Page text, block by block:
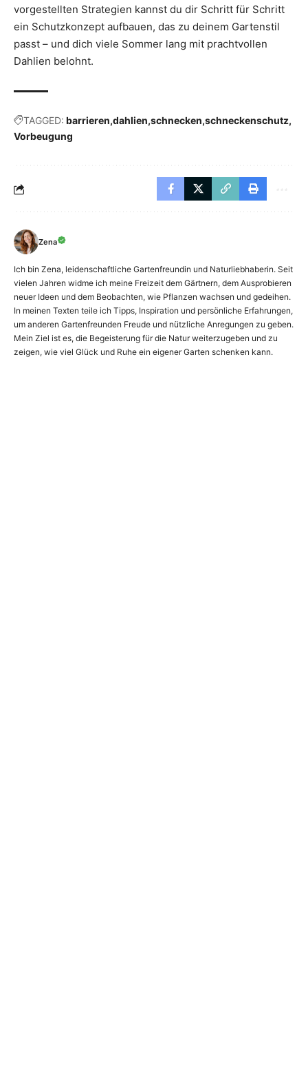
vorgestellten Strategien kannst du dir Schritt für Schritt
ein Schutzkonzept aufbauen, das zu deinem Gartenstil
passt – und dich viele Sommer lang mit prachtvollen
Dahlien belohnt.
TAGGED: barrieren dahlien schnecken schneckenschutz
Vorbeugung
Zena
Ich bin Zena, leidenschaftliche Gartenfreundin und Naturliebhaberin. Seit
vielen Jahren widme ich meine Freizeit dem Gärtnern, dem Ausprobieren
neuer Ideen und dem Beobachten, wie Pflanzen wachsen und gedeihen.
In meinen Texten teile ich Tipps, Inspiration und persönliche Erfahrungen,
um anderen Gartenfreunden Freude und nützliche Anregungen zu geben.
Mein Ziel ist es, die Begeisterung für die Natur weiterzugeben und zu
zeigen, wie viel Glück und Ruhe ein eigener Garten schenken kann.